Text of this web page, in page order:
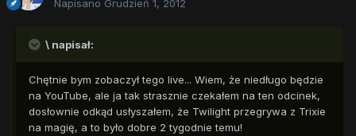
Napisano Grudzień 1, 2012
\ napisał:
Chętnie bym zobaczył tego live... Wiem, że niedługo będzie
na YouTube, ale ja tak strasznie czekałem na ten odcinek,
dosłownie odkąd usłyszałem, że Twilight przegrywa z Trixie
na magię, a to było dobre 2 tygodnie temu!